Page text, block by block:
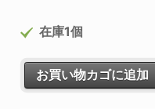
在庫1個
お買い物カゴに追加